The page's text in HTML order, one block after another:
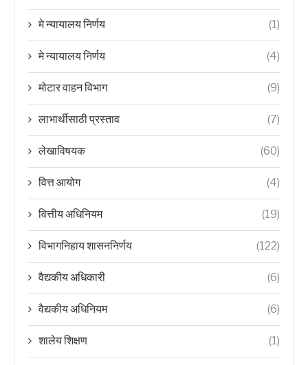
मे न्यायालय निर्णय (1)
मे न्यायालय निर्णय (4)
मोटार वाहन विभाग (9)
लाभार्थीसाठी प्रस्ताव (7)
लेखाविषयक (60)
वित्त आयोग (4)
वित्तीय अधिनियम (19)
विभागनिहाय शासननिर्णय (122)
वैद्यकीय अधिकारी (6)
वैद्यकीय अधिनियम (6)
शालेय शिक्षण (1)